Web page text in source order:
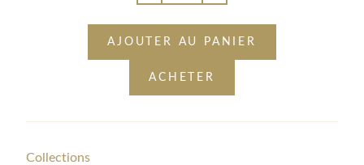
AJOUTER AU PANIER
ACHETER
Collections